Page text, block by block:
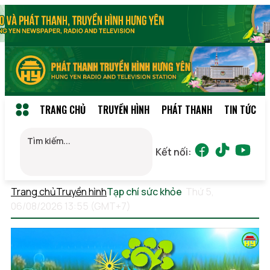
TRANG CHỦ TRUYỀN HÌNH PHÁT THANH TIN TỨC
Kết nối:
Trang chủTruyền hìnhTạp chí sức khỏe Thứ 5,
06/08/2026 13:55 (GMT+7)